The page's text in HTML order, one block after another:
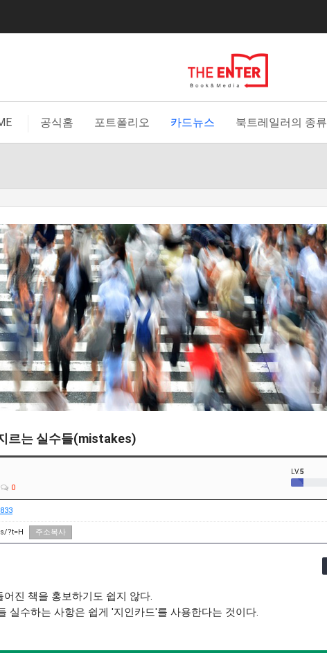
공식홈 포트폴리오 카드뉴스 북트레일러의 종류
르는 실수들(mistakes)
0
LV.5
?t=H 주소복사
진 책을 홍보하기도 쉽지 않다.
실수하는 사항은 쉽게 '지인카드'를 사용한다는 것이다.